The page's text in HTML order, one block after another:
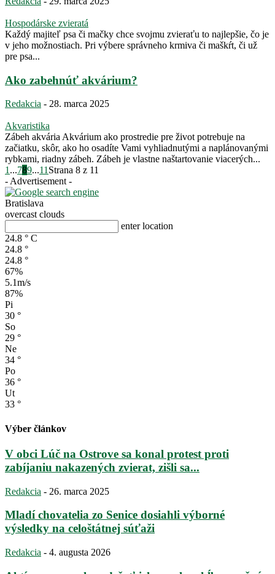
Hospodárske zvieratá
Každý majiteľ psa či mačky chce svojmu zvieraťu to najlepšie, čo je
v jeho možnostiach. Pri výbere správneho krmiva či maškŕt, či už
pre psa...
Ako zabehnúť akvárium?
Redakcia - 28. marca 2025
Akvaristika
Zábeh akvária Akvárium ako prostredie pre život potrebuje na
začiatku, skôr, ako ho osadíte Vami vyhliadnutými a naplánovanými
rybkami, riadny zábeh. Zábeh je vlastne naštartovanie viacerých...
1 ...789...11 Strana 8 z 11
- Advertisement -
Bratislava
overcast clouds
enter location
24.8 ° C
24.8 °
24.8 °
67%
5.1m/s
87%
Pi
30 °
So
29 °
Ne
34 °
Po
36 °
Ut
33 °
Výber článkov
V obci Lúč na Ostrove sa konal protest proti
zabíjaniu nakazených zvierat, zišli sa...
Redakcia - 26. marca 2025
Mladí chovatelia zo Senice dosiahli výborné
výsledky na celoštátnej súťaži
Redakcia - 4. augusta 2026